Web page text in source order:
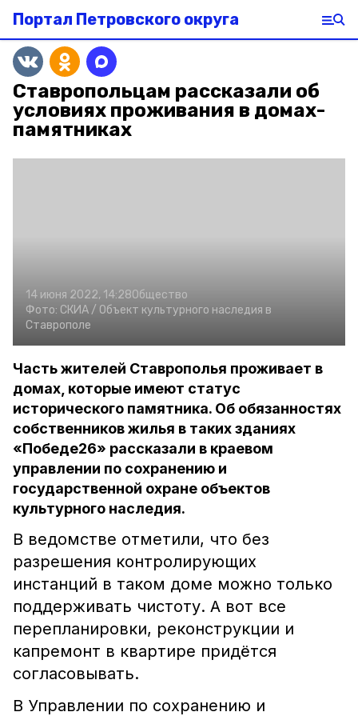
Портал Петровского округа
Ставропольцам рассказали об
условиях проживания в домах-
памятниках
14 июня 2022, 14:28Общество
Фото: СКИА / Объект культурного наследия в
Ставрополе
Часть жителей Ставрополья проживает в
домах, которые имеют статус
исторического памятника. Об обязанностях
собственников жилья в таких зданиях
«Победе26» рассказали в краевом
управлении по сохранению и
государственной охране объектов
культурного наследия.
В ведомстве отметили, что без
разрешения контролирующих
инстанций в таком доме можно только
поддерживать чистоту. А вот все
перепланировки, реконструкции и
капремонт в квартире придётся
согласовывать.
В Управлении по сохранению и